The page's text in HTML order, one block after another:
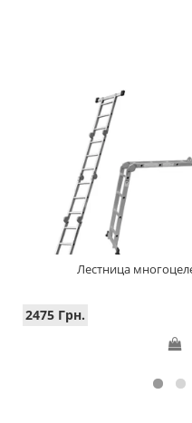
Лестница
2475 Грн.